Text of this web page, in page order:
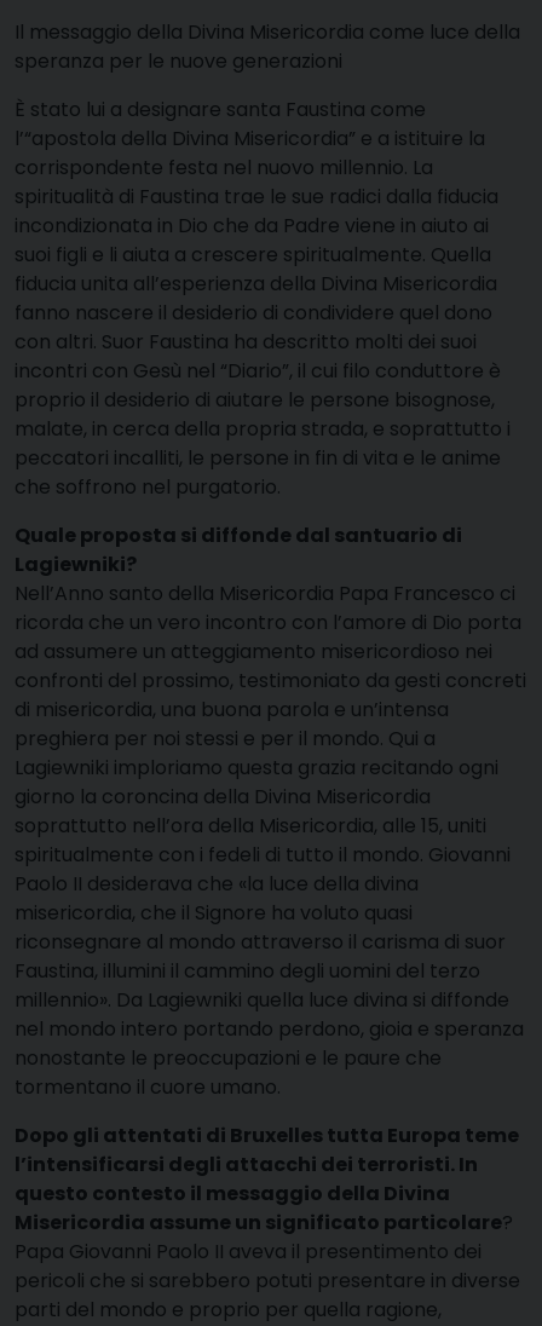
Il messaggio della Divina Misericordia come luce della
speranza per le nuove generazioni
È stato lui a designare santa Faustina come
l’“apostola della Divina Misericordia” e a istituire la
corrispondente festa nel nuovo millennio. La
spiritualità di Faustina trae le sue radici dalla fiducia
incondizionata in Dio che da Padre viene in aiuto ai
suoi figli e li aiuta a crescere spiritualmente. Quella
fiducia unita all’esperienza della Divina Misericordia
fanno nascere il desiderio di condividere quel dono
con altri. Suor Faustina ha descritto molti dei suoi
incontri con Gesù nel “Diario”, il cui filo conduttore è
proprio il desiderio di aiutare le persone bisognose,
malate, in cerca della propria strada, e soprattutto i
peccatori incalliti, le persone in fin di vita e le anime
che soffrono nel purgatorio.
Quale proposta si diffonde dal santuario di
Lagiewniki?
Nell’Anno santo della Misericordia Papa Francesco ci
ricorda che un vero incontro con l’amore di Dio porta
ad assumere un atteggiamento misericordioso nei
confronti del prossimo, testimoniato da gesti concreti
di misericordia, una buona parola e un’intensa
preghiera per noi stessi e per il mondo. Qui a
Lagiewniki imploriamo questa grazia recitando ogni
giorno la coroncina della Divina Misericordia
soprattutto nell’ora della Misericordia, alle 15, uniti
spiritualmente con i fedeli di tutto il mondo. Giovanni
Paolo II desiderava che «la luce della divina
misericordia, che il Signore ha voluto quasi
riconsegnare al mondo attraverso il carisma di suor
Faustina, illumini il cammino degli uomini del terzo
millennio». Da Lagiewniki quella luce divina si diffonde
nel mondo intero portando perdono, gioia e speranza
nonostante le preoccupazioni e le paure che
tormentano il cuore umano.
Dopo gli attentati di Bruxelles tutta Europa teme
l’intensificarsi degli attacchi dei terroristi. In
questo contesto il messaggio della Divina
Misericordia assume un significato particolare?
Papa Giovanni Paolo II aveva il presentimento dei
pericoli che si sarebbero potuti presentare in diverse
parti del mondo e proprio per quella ragione,